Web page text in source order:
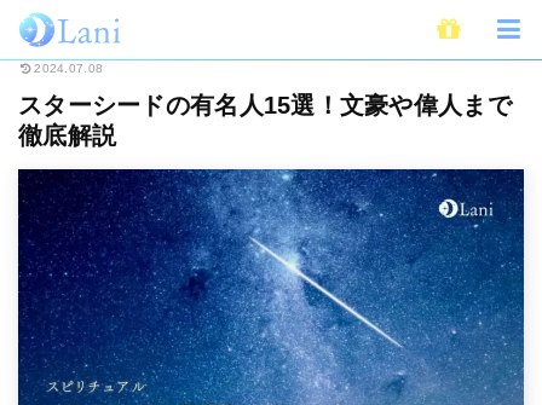
ホーム スピリチュアル スターシードの
2024.07.08
スターシードの有名人15選！文豪や偉人まで
徹底解説